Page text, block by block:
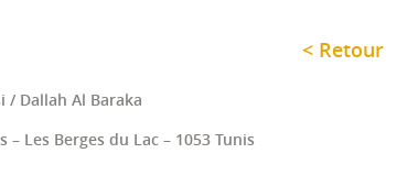
< Retour
/ Dallah Al Baraka
Les Berges du Lac – 1053 Tunis